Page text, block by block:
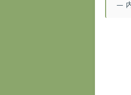
—